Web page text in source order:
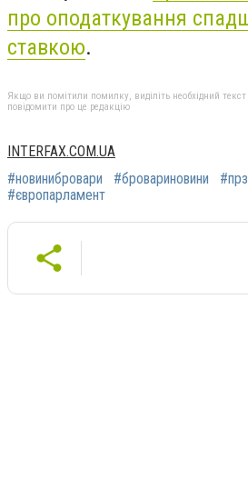
про оподаткування
ставкою.
Якщо ви помітили помилку, виділіть необхідний
повідомити про це редакцію
INTERFAX.COM.UA
#новинибровари
#бровариновини
#європарламент